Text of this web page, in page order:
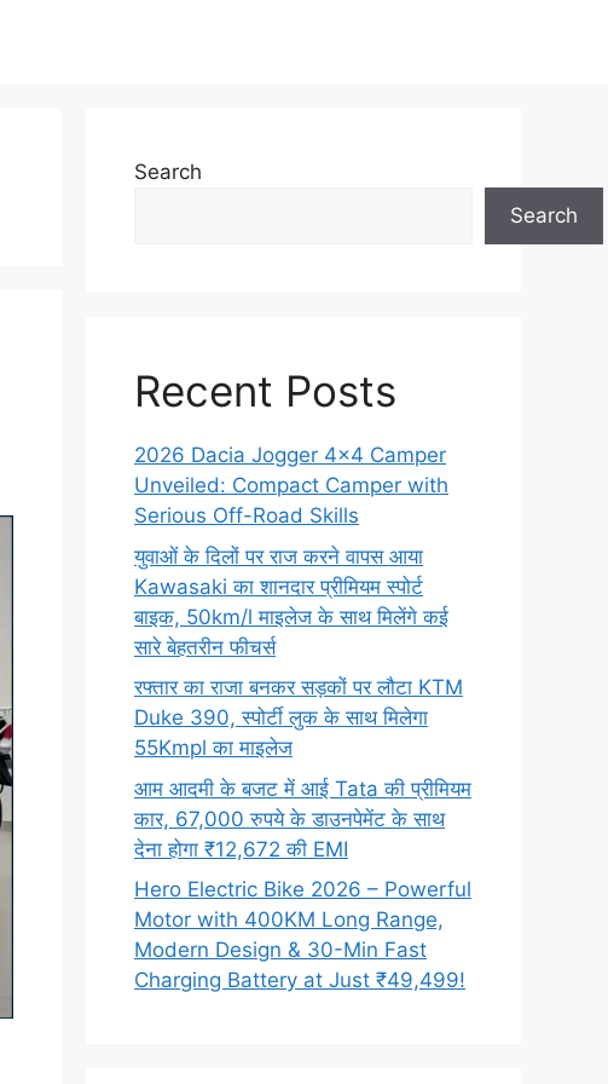
Search
Search
Recent Posts
2026 Dacia Jogger 4×4 Camper
Unveiled: Compact Camper with
Serious Off-Road Skills
युवाओं के दिलों पर राज करने वापस आया
Kawasaki का शानदार प्रीमियम स्पोर्ट
बाइक, 50km/l माइलेज के साथ मिलेंगे कई
सारे बेहतरीन फीचर्स
रफ्तार का राजा बनकर सड़कों पर लौटा KTM
Duke 390, स्पोर्टी लुक के साथ मिलेगा
55Kmpl का माइलेज
आम आदमी के बजट में आई Tata की प्रीमियम
कार, 67,000 रुपये के डाउनपेमेंट के साथ
देना होगा ₹12,672 की EMI
Hero Electric Bike 2026 – Powerful
Motor with 400KM Long Range,
Modern Design & 30-Min Fast
Charging Battery at Just ₹49,499!